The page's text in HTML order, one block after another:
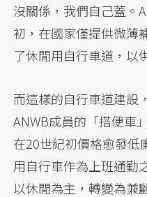
沒關係，我們自己蓋。
初，在國家僅提供微薄
了休閒用自行車道，以
而這樣的自行車道建設
ANWB成員的「搭便車
在20世紀初價格愈發低
用自行車作為上班通勤
以休閒為主，轉變為兼